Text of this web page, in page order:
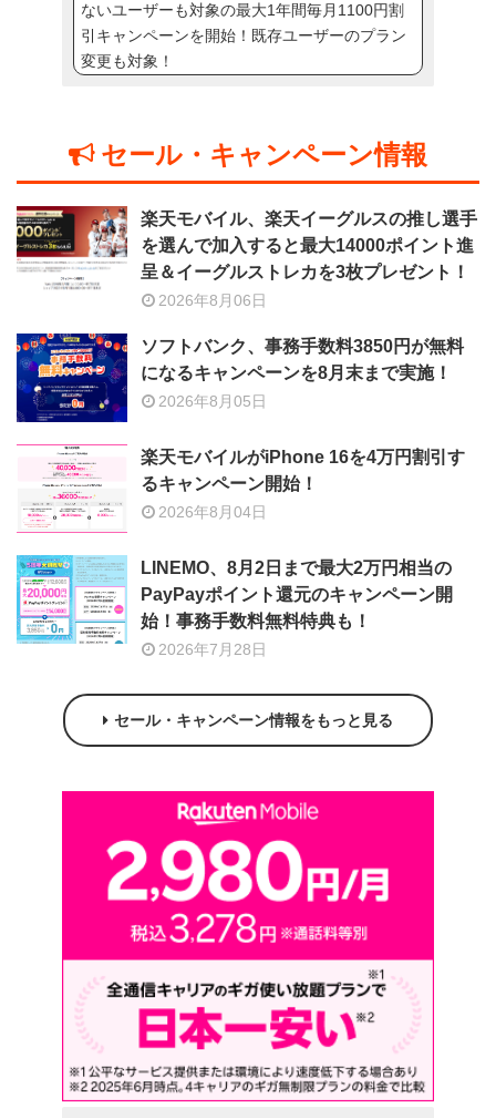
ないユーザーも対象の最大1年間毎月1100円割
引キャンペーンを開始！既存ユーザーのプラン
変更も対象！
セール・キャンペーン情報
楽天モバイル、楽天イーグルスの推し選手
を選んで加入すると最大14000ポイント進
呈＆イーグルストレカを3枚プレゼント！
2026年8月06日
ソフトバンク、事務手数料3850円が無料
になるキャンペーンを8月末まで実施！
2026年8月05日
楽天モバイルがiPhone 16を4万円割引す
るキャンペーン開始！
2026年8月04日
LINEMO、8月2日まで最大2万円相当の
PayPayポイント還元のキャンペーン開
始！事務手数料無料特典も！
2026年7月28日
セール・キャンペーン情報をもっと見る